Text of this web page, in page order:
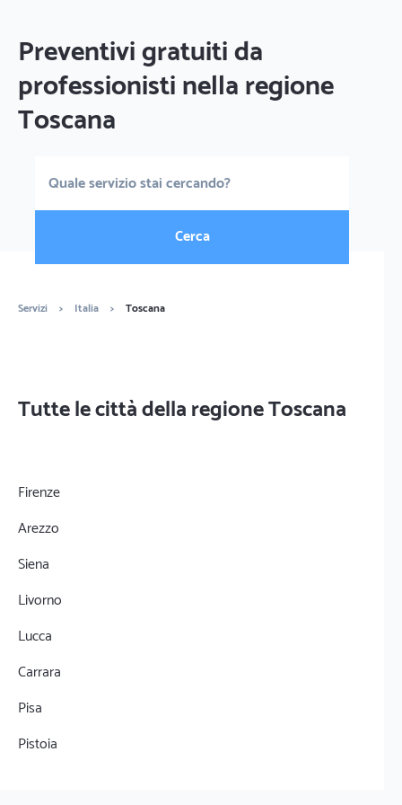
Preventivi gratuiti da
professionisti nella regione
Toscana
Cerca
Servizi > Italia > Toscana
Tutte le città della regione Toscana
Firenze
Arezzo
Siena
Livorno
Lucca
Carrara
Pisa
Pistoia